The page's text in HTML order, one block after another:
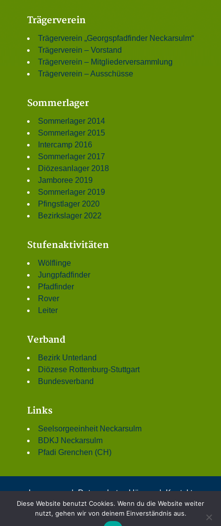
Trägerverein
Trägerverein „Georgspfadfinder Neckarsulm“
Trägerverein – Vorstand
Trägerverein – Mitgliederversammlung
Trägerverein – Ausschüsse
Sommerlager
Sommerlager 2014
Sommerlager 2015
Intercamp 2016
Sommerlager 2017
Diözesanlager 2018
Jamboree 2019
Sommerlager 2019
Pfingstlager 2020
Bezirkslager 2022
Stufenaktivitäten
Wölflinge
Jungpfadfinder
Pfadfinder
Rover
Leiter
Verband
Bezirk Unterland
Diözese Rottenburg-Stuttgart
Bundesverband
Links
Seelsorgeeinheit Neckarsulm
BDKJ Neckarsulm
Pfadi Grenchen (CH)
Impressum | Datenschutzerklärung | Kontakt
© 2001 - 2026 DPSG Stamm St. Dionys, Neckarsulm
Theme mit freundlicher Unterstützung von:DPSG –
Diese Website benutzt Cookies. Wenn du die Website weiter
nutzt, gehen wir von deinem Einverständnis aus.